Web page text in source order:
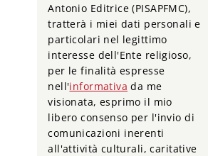
Antonio Editrice (PISAPFMC),
tratterà i miei dati personali e
particolari nel legittimo
interesse dell'Ente religioso,
per le finalità espresse
nell'informativa da me
visionata, esprimo il mio
libero consenso per l'invio di
comunicazioni inerenti
all'attività culturali, caritative